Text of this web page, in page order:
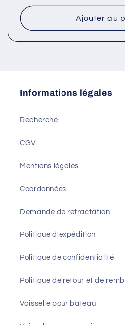
habituel
Ajouter au
Informations légales
Recherche
CGV
Mentions légales
Coordonnées
Demande de retractation
Politique d'expédition
Politique de confidentialité
Politique de retour et de
Vaisselle pour bateau